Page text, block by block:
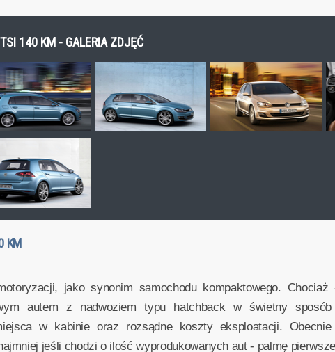
140 KM - GALERIA ZDJĘĆ
KM
jako synonim samochodu kompaktowego.
autem z nadwoziem typu hatchback w świetny sposób
w kabinie oraz rozsądne koszty eksploatacji.
jeśli chodzi o ilość wyprodukowanych aut - palmę